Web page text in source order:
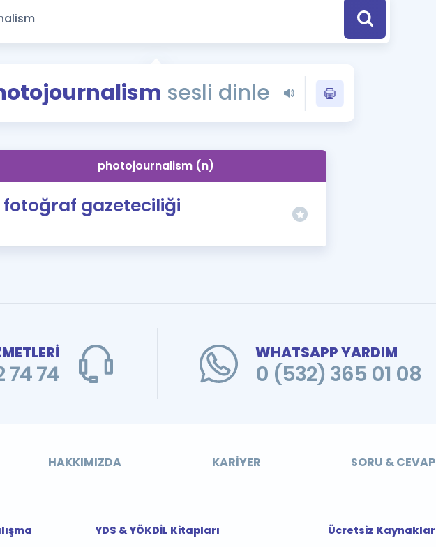
Eğitim ve Kitaplara Özel Fırsatlar
YDS - YÖKDİL Tüm Sınavlarla İlgili Haberler
İngilizce Gramer
İngilizce Gramer ve Konu Anlatımı
sesli dinle
photojournalism (n)
fotoğraf gazeteciliği
74
WHATSAPP YARDIM
0 (532) 365 01 08
HAKKIMIZDA KARIYER SORU & CEVAP
YDS & YÖKDİL Kitapları
Ücretsiz Kaynaklar